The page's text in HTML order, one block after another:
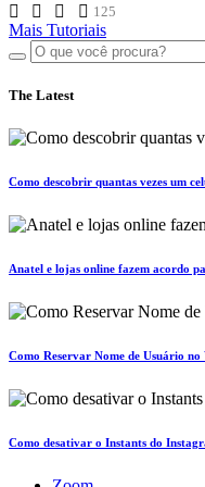
125
Mais Tutoriais
The Latest
Como descobrir quantas vezes um
Anatel e lojas online fazem acordo
Como Reservar Nome de Usuário no
Como desativar o Instants do